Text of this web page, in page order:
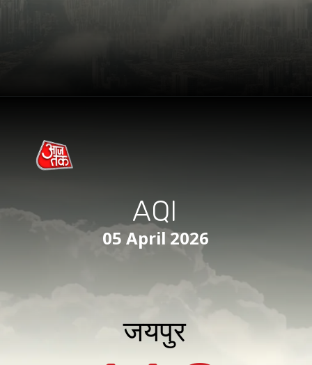
AQI
05 April 2026
जयपुर